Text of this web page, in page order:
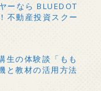
ーなら BLUEDOT
不動産投資スクー
生の体験談「もも
と教材の活用方法